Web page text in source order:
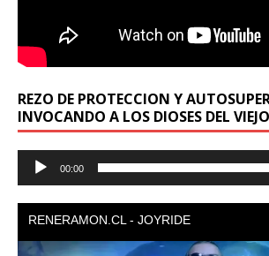
REZO DE PROTECCION Y
INVOCANDO A LOS DIOSES DEL
Reproductor
00:00